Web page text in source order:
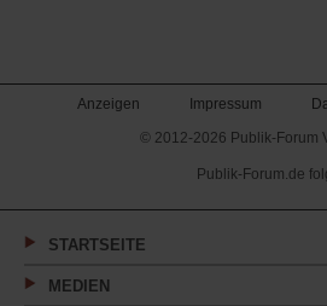
Anzeigen Impressum
© 2012-2026 Publik-Forum
Publik-Forum.de
STARTSEITE
MEDIEN